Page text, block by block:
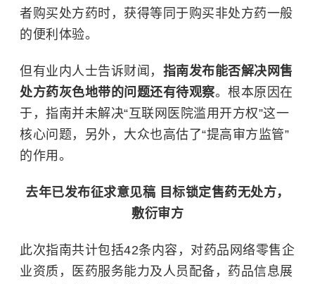
者购买处方药时，获得等同于购买非处方药一般
的便利体验。
但有业内人士告诉财闻， 指南发布能否解决网售
处方药灰色地带的问题还有待观察。根本原因在
于，指南并未解决“互联网医院滥用开方权”这一
核心问题，另外，大众也高估了“提高审方监管”
的作用。
去年已发布征求意见稿 目标锁定售药无处方，
敷衍审方
此次指南共计包括42条内容，对药品网络零售企
业资质，医药服务能力及人员配备，药品信息展